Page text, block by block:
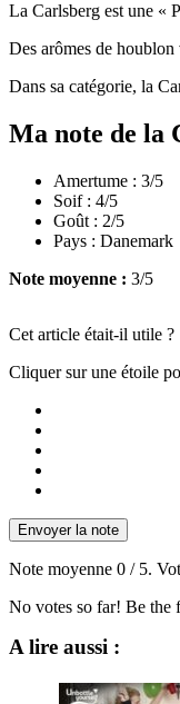
La Carlsberg est une «
Des arômes de houblon
Dans sa catégorie, la
Ma note de la
Amertume : 3/5
Soif : 4/5
Goût : 2/5
Pays : Danemark
Note moyenne : 3/5
Cet article était-il utile ?
Cliquer sur une étoile
Envoyer la note
Note moyenne 0 / 5.
No votes so far! Be the
A lire aussi :